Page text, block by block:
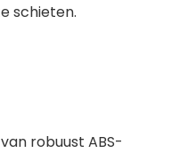
schieten.
robuust ABS-